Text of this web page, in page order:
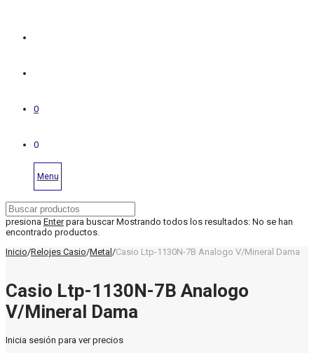
0
0
Menu
presiona Enterpara buscar Mostrando todos los resultados: No se han
encontrado productos.
Inicio/Relojes Casio/Metal /Casio Ltp-1130N-7B Analogo V/Mineral Dama
Casio Ltp-1130N-7B Analogo
V/Mineral Dama
Inicia sesión para ver precios